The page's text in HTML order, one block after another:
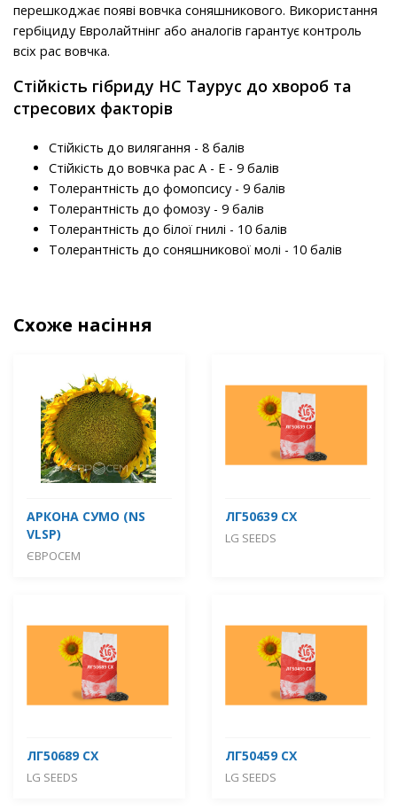
перешкоджає появі вовчка соняшникового. Використання
гербіциду Евролайтнінг або аналогів гарантує контроль
всіх рас вовчка.
Стійкість гібриду НС Таурус до хвороб та
стресових факторів
Стійкість до вилягання - 8 балів
Стійкість до вовчка рас A - E - 9 балів
Толерантність до фомопсису - 9 балів
Толерантність до фомозу - 9 балів
Толерантність до білої гнилі - 10 балів
Толерантність до соняшникової молі - 10 балів
Схоже насіння
АРКОНА СУМО (NS
VLSP)
ЄВРОСЕМ
ЛГ50639 СХ
LG SEEDS
ЛГ50689 СХ
LG SEEDS
ЛГ50459 СХ
LG SEEDS